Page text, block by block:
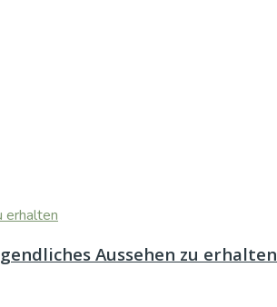
Aussehen zu erhalten